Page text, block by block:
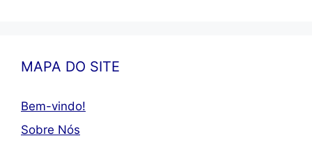
MAPA DO SITE
Bem-vindo!
Sobre Nós